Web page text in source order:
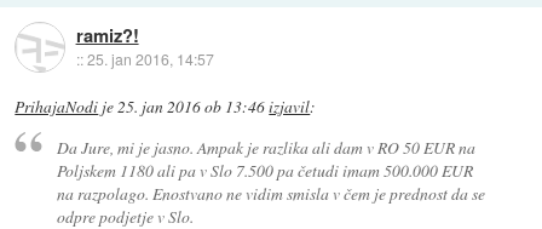
ramiz?!
::25. jan 2016, 14:57
PrihajaNodi je25. jan 2016 ob 13:46izjavil:
Da Jure, mi je jasno. Ampak je razlika ali dam v RO 50 EUR na
Poljskem 1180 ali pa v Slo 7.500 pa četudi imam 500.000 EUR
na razpolago. Enostvano ne vidim smisla v čem je prednost da se
odpre podjetje v Slo.